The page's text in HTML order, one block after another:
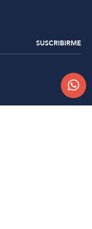
SUSCRIBIRME